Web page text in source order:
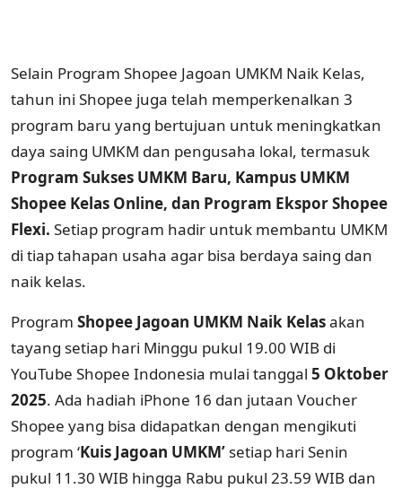
Selain Program Shopee Jagoan UMKM Naik Kelas,
tahun ini Shopee juga telah memperkenalkan 3
program baru yang bertujuan untuk meningkatkan
daya saing UMKM dan pengusaha lokal, termasuk
Program Sukses UMKM Baru, Kampus UMKM
Shopee Kelas Online, dan Program Ekspor Shopee
Flexi. Setiap program hadir untuk membantu UMKM
di tiap tahapan usaha agar bisa berdaya saing dan
naik kelas.
Program Shopee Jagoan UMKM Naik Kelasakan
tayang setiap hari Minggu pukul 19.00 WIB di
YouTube Shopee Indonesia mulai tanggal 5 Oktober
2025. Ada hadiah iPhone 16 dan jutaan Voucher
Shopee yang bisa didapatkan dengan mengikuti
program ‘Kuis Jagoan UMKM’ setiap hari Senin
pukul 11.30 WIB hingga Rabu pukul 23.59 WIB dan